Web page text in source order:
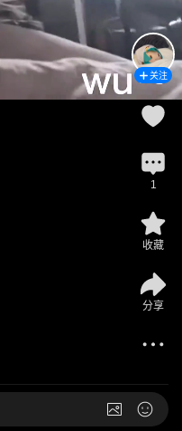
关注
1
收藏
分享